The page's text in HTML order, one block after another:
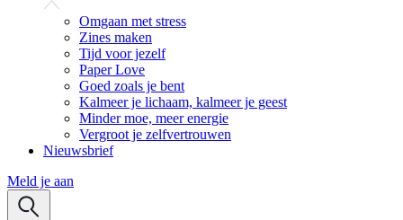
Omgaan met stress
Zines maken
Tijd voor jezelf
Paper Love
Goed zoals je bent
Kalmeer je lichaam, kalmeer je geest
Minder moe, meer energie
Vergroot je zelfvertrouwen
Nieuwsbrief
Meld je aan